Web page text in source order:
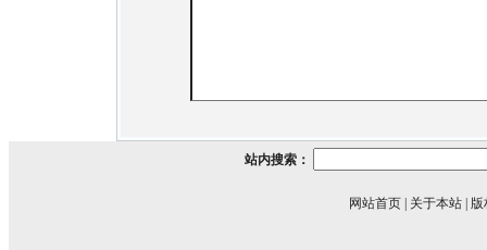
站内搜索：
网站首页 关于本站 版